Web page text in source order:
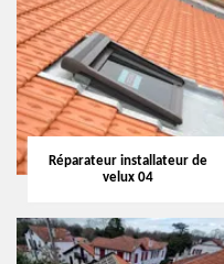
Réparateur installateur de
velux 04